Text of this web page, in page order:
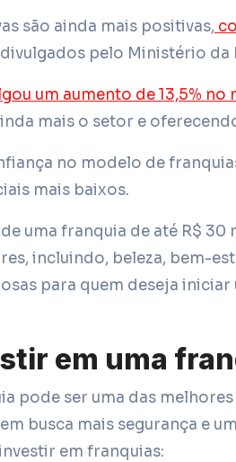
são ainda mais positivas,
pelo Ministério da
um aumento de 13,5%
mais o setor e
no modelo de
mais baixos.
uma franquia de até R$
incluindo, beleza, bem-
para quem deseja
em uma
pode ser uma das
busca mais segurança e
em franquias: